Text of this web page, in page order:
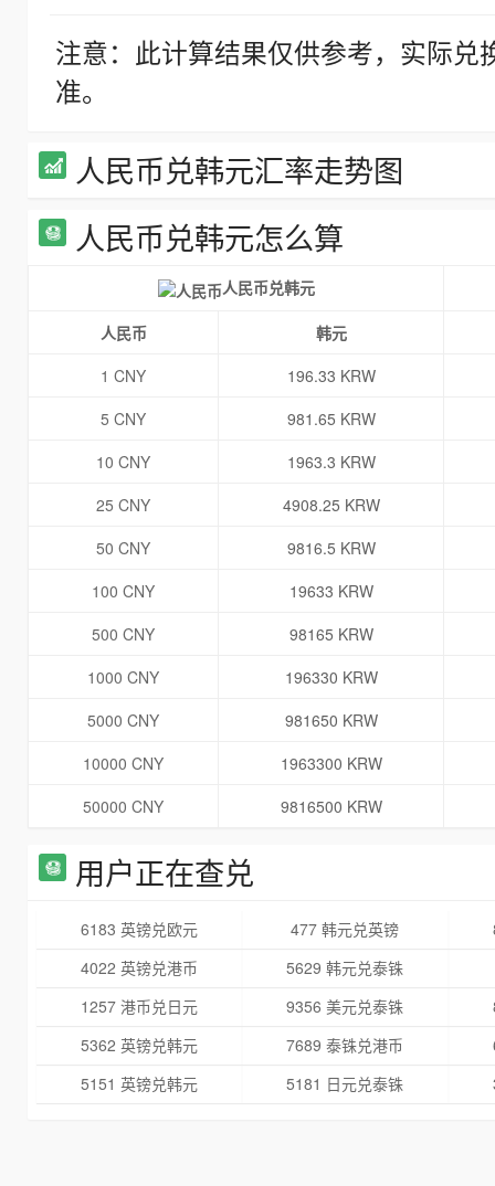
注意：此计算结果仅供参考，实际
准。
人民币兑韩元汇率走势图
人民币兑韩元怎么算
人民币兑韩元
人民币
韩元
1 CNY
196.33 KRW
5 CNY
981.65 KRW
10 CNY
1963.3 KRW
25 CNY
4908.25 KRW
50 CNY
9816.5 KRW
100 CNY
19633 KRW
500 CNY
98165 KRW
1000 CNY
196330 KRW
5000 CNY
981650 KRW
10000 CNY
1963300 KRW
50000 CNY
9816500 KRW
用户正在查兑
6183 英镑兑欧元 477 韩元兑英镑
4022 英镑兑港币
5629 韩元兑泰铢
1257 港币兑日元
9356 美元兑泰铢
5362 英镑兑韩元
7689 泰铢兑港币
5151 英镑兑韩元
5181 日元兑泰铢